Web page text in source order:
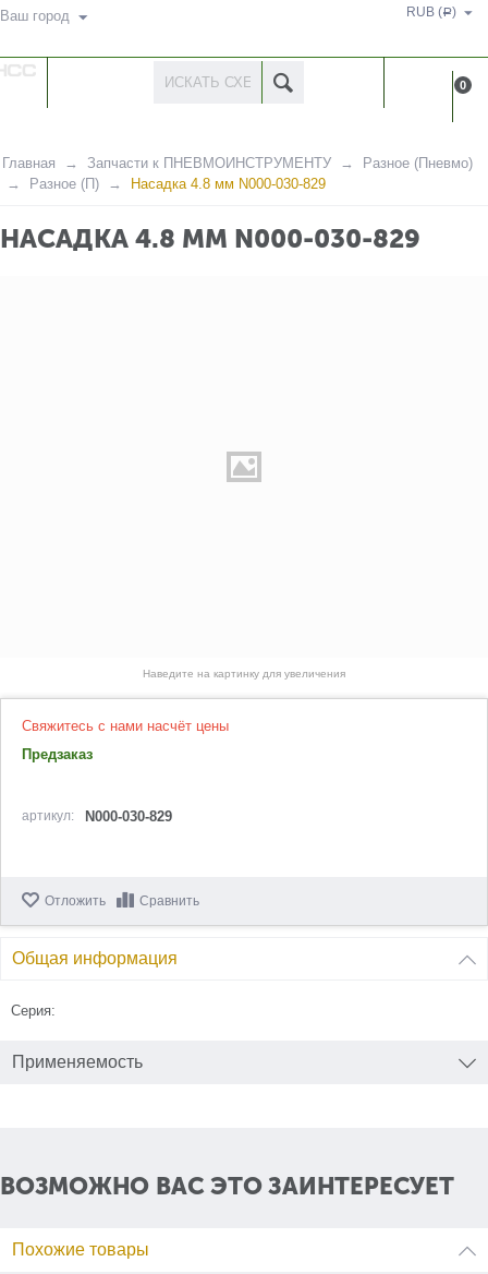
Ваш город RUB (Р)
0
Главная Запчасти к ПНЕВМОИНСТРУМЕНТУ
Разное (Пневмо)
Разное (П)
Насадка 4.8 мм N000-030-829
НАСАДКА 4.8 ММ N000-030-829
Наведите на картинку для увеличения
Свяжитесь с нами насчёт цены
Предзаказ
артикул: N000-030-829
Отложить Сравнить
Общая информация
Серия:
Применяемость
ВОЗМОЖНО ВАС ЭТО ЗАИНТЕРЕСУЕТ
Похожие товары